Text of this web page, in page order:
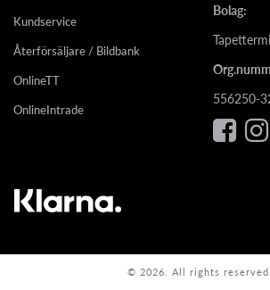
Kundservice
Återförsäljare / Bildbank
OnlineTT
OnlineIntrade
Bolag:
556250-
© 2026. All rights reserved.